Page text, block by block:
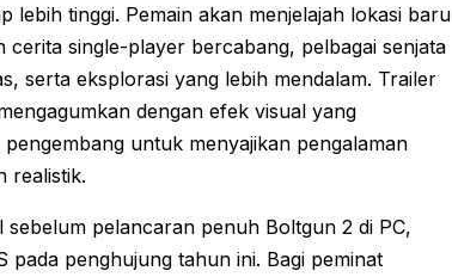
lebih tinggi. Pemain akan menjelajah lokasi baru
single-player bercabang, pelbagai senjata
serta eksplorasi yang lebih mendalam. Trailer
dengan efek visual yang
untuk menyajikan pengalaman
realistik.
pelancaran penuh Boltgun 2 di PC,
pada penghujung tahun ini. Bagi peminat